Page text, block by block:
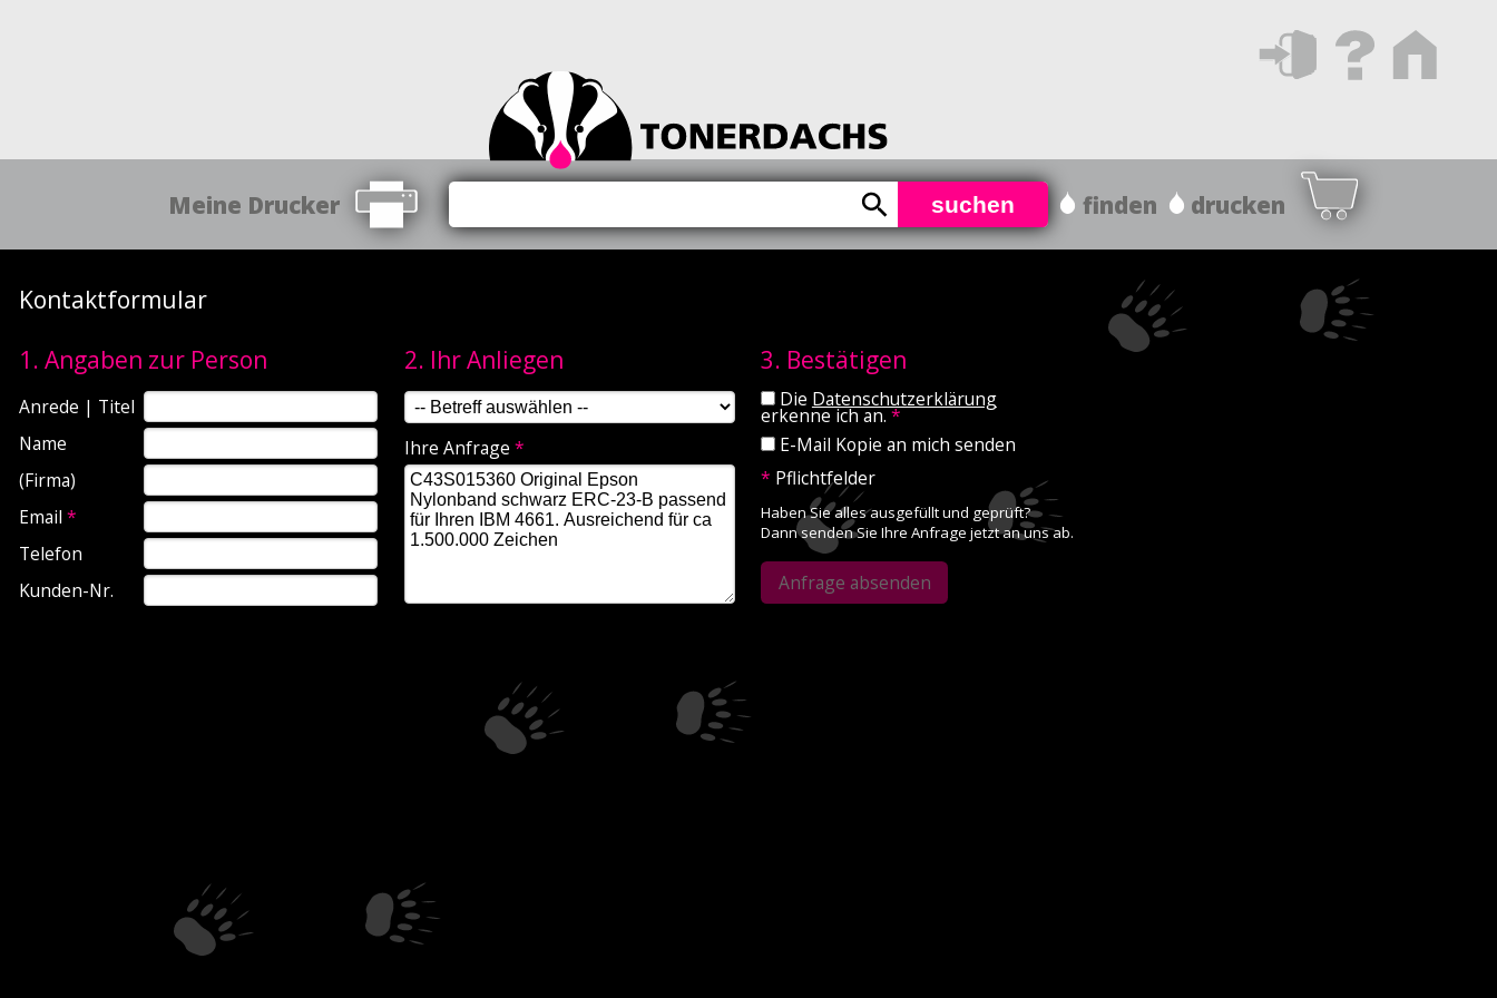
Meine Drucker suchen finden drucken
Kontaktformular
1. Angaben zur Person
Anrede | Titel
Name
(Firma)
Email*
Telefon
Kunden-Nr.
2. Ihr Anliegen
Ihre Anfrage *
3. Bestätigen
Die Datenschutzerklärung
erkenne ich an.*
E-Mail Kopie an mich senden
* Pflichtfelder
Haben Sie alles ausgefüllt und geprüft?
Dann senden Sie Ihre Anfrage jetzt an uns ab.
Anfrage absenden